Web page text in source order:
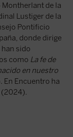
de la
Lustiger de la
Pontificio
donde dirige
sido
como La fe de
en nuestro
Encuentro ha